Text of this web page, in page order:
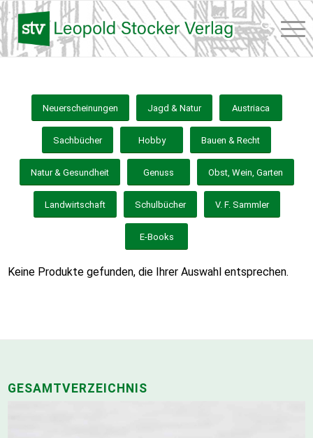
Neuerscheinungen Jagd & Natur Austriaca
Sachbücher Hobby Bauen & Recht
Natur & Gesundheit Genuss Obst, Wein, Garten
Landwirtschaft Schulbücher V. F. Sammler
E-Books
Keine Produkte gefunden, die Ihrer Auswahl entsprechen.
GESAMTVERZEICHNIS